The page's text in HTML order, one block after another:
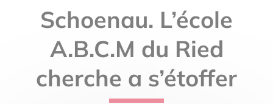
Schoenau. L’école
A.B.C.M du Ried
cherche a s’étoffer